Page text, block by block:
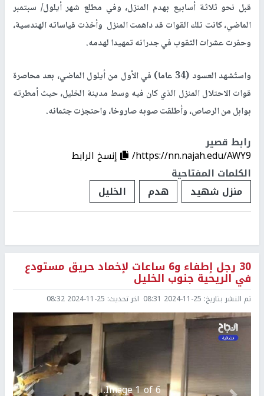
قبل نحو ثلاثة أسابيع بهدم المنزل، وفي مطلع شهر أيلول/ سبتمبر
الماضي، كانت تلك القوات قد داهمت المنزل وأخذت قياساته الهندسية،
وحفرت عشرات الثقوب في جدرانه تمهيدا لهدمه.
واستُشهد العسود (34 عاما) في الأول من أيلول الماضي، بعد محاصرة
قوات الاحتلال المنزل الذي كان فيه وسط مدينة الخليل، حيث أمطرته
بوابل من الرصاص، وأطلقت صوبه صاروخا، واحتجزت جثمانه.
رابط قصير
https://nn.najah.edu/AWY9/
إنسخ الرابط
الكلمات المفتاحية
منزل شهيد
هدم الخليل
30 رجل إطفاء و6 ساعات لإخماد حريق مستودع
في الريحية جنوب الخليل
تم النشر بتاريخ: 2024-11-25 08:31 اخر تحديث: 2024-11-25 08:32
Image 1 of 6.